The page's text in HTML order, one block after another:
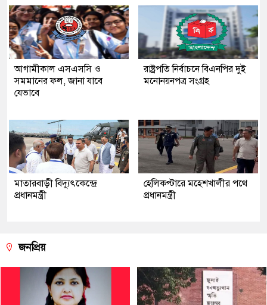
আগামীকাল এসএসসি ও
সমমানের ফল, জানা যাবে
যেভাবে
রাষ্ট্রপতি নির্বাচনে বিএনপির দুই
মনোনয়নপত্র সংগ্রহ
মাতারবাড়ী বিদ্যুৎকেন্দ্রে
প্রধানমন্ত্রী
হেলিকপ্টারে মহেশখালীর পথে
প্রধানমন্ত্রী
জনপ্রিয়